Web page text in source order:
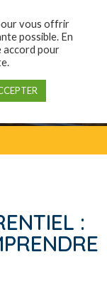
:
vous offrir
possible. En
accord pour